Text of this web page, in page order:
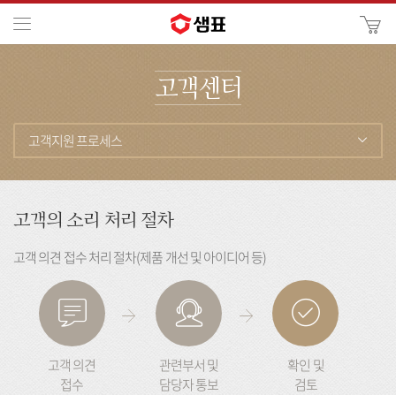
고객센터
고객지원 프로세스
고객의 소리 처리 절차
고객 의견 접수 처리 절차(제품 개선 및 아이디어 등)
고객 의견
접수
관련부서 및
담당자 통보
확인 및
검토